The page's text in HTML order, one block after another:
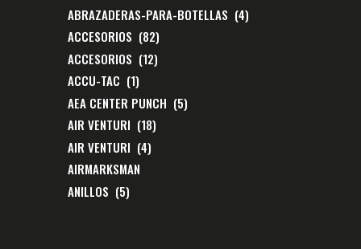
ABRAZADERAS-PARA-BOTELLAS (4)
ACCESORIOS (82)
ACCESORIOS (12)
ACCU-TAC (1)
AEA CENTER PUNCH (5)
AIR VENTURI (18)
AIR VENTURI (4)
AIRMARKSMAN
ANILLOS (5)